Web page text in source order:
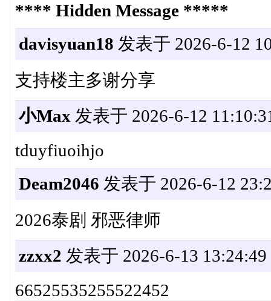
**** Hidden Message *****
davisyuan18 发表于 2026-6-12
支持楼主多谢分享
小Max 发表于 2026-6-12
tduyfiuoihjo
Deam2046 发表于 2026-6-12
2026泰剧 邪恶律师
zzxx2 发表于 2026-6-13 13:24:49
66525535255522452